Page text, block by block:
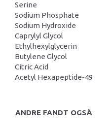
Serine
Sodium Phosphate
Sodium Hydroxide
Caprylyl Glycol
Ethylhexylglycerin
Butylene Glycol
Citric Acid
Acetyl Hexapeptide-49
ANDRE FANDT OGSÅ